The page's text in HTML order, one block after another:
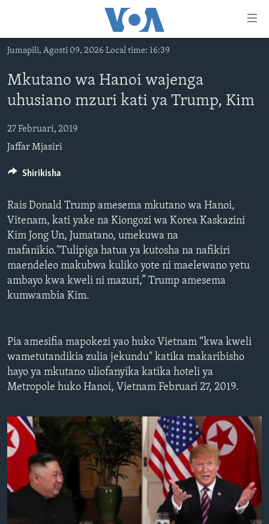
Nenda
kuu
Nenda
katika
urambazaji
katika
tafuta
KENYA
TANZANIA
JAMHURI YA KIDEMOKRASIA YA KONGO
RWANDA
UGANDA
MAREKANI
DUNIA
VIDEO
DUNIANI LEO
MAISHA NA AFYA
ZULIA JEKUNDU
MATANGAZO YETU
ALFAJIRI 0300 UTC
VOA EXPRESS 1330 UTC
JIONI 1630 UTC
JARIDA LA WIKIENDI
MAHOJIANO MAALUM: HABARI POTOFU
Lugha
Jumapili, Agosti 09, 2026 Local time: 16:39
Mkutano wa Hanoi wajenga
uhusiano mzuri kati ya Trump, Kim
27 Februari, 2019
Jaffar Mjasiri
Rais Donald Trump amesema mkutano wa Hanoi,
Vitenam, kati yake na Kiongozi wa Korea Kaskazini
Kim Jong Un, Jumatano, umekuwa na
mafanikio."Tulipiga hatua ya kutosha na nafikiri
maendeleo makubwa kuliko yote ni maelewano yetu
ambayo kwa kweli ni mazuri,” Trump amesema
kumwambia Kim.
Pia amesifia mapokezi yao huko Vietnam “kwa kweli
wametutandikia zulia jekundu" katika makaribisho
hayo ya mkutano uliofanyika katika hoteli ya
Metropole huko Hanoi, Vietnam Februari 27, 2019.
Shirikisha